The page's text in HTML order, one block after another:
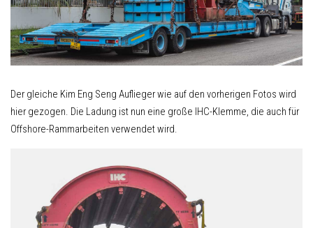
Der gleiche Kim Eng Seng Auflieger wie auf den vorherigen Fotos wird
hier gezogen. Die Ladung ist nun eine große IHC-Klemme, die auch für
Offshore-Rammarbeiten verwendet wird.